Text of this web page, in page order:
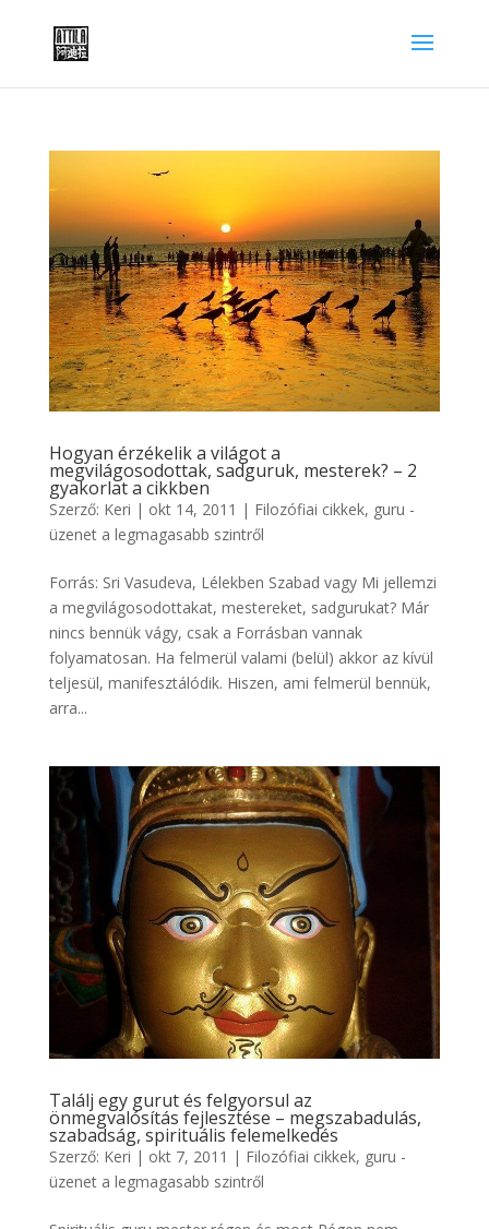
Hogyan érzékelik a világot a
megvilágosodottak, sadguruk, mesterek? – 2
gyakorlat a cikkben
Szerző: Keri | okt 14, 2011 | Filozófiai cikkek, guru -
üzenet a legmagasabb szintről
Forrás: Sri Vasudeva, Lélekben Szabad vagy Mi jellemzi
a megvilágosodottakat, mestereket, sadgurukat? Már
nincs bennük vágy, csak a Forrásban vannak
folyamatosan. Ha felmerül valami (belül) akkor az kívül
teljesül, manifesztálódik. Hiszen, ami felmerül bennük,
arra...
Találj egy gurut és felgyorsul az
önmegvalósítás fejlesztése – megszabadulás,
szabadság, spirituális felemelkedés
Szerző: Keri | okt 7, 2011 | Filozófiai cikkek, guru -
üzenet a legmagasabb szintről